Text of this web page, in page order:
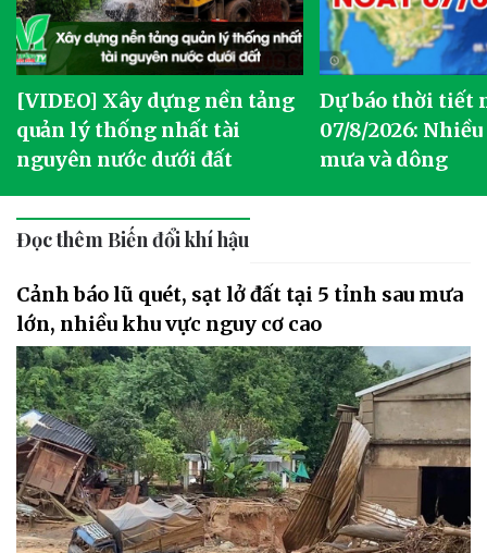
[VIDEO] Xây dựng nền tảng
quản lý thống nhất tài
nguyên nước dưới đất
Dự báo thời tiết
07/8/2026:
mưa và dông
Đọc thêm Biến đổi khí hậu
Cảnh báo lũ quét, sạt lở đất tại 5 tỉnh sau mưa
lớn, nhiều khu vực nguy cơ cao